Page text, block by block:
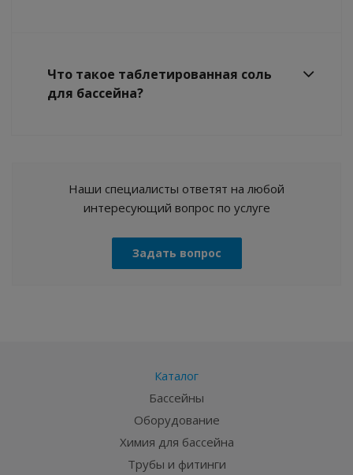
Что такое таблетированная соль
для бассейна?
Наши специалисты ответят на любой
интересующий вопрос по услуге
Задать вопрос
Каталог
Бассейны
Оборудование
Химия для бассейна
Трубы и фитинги